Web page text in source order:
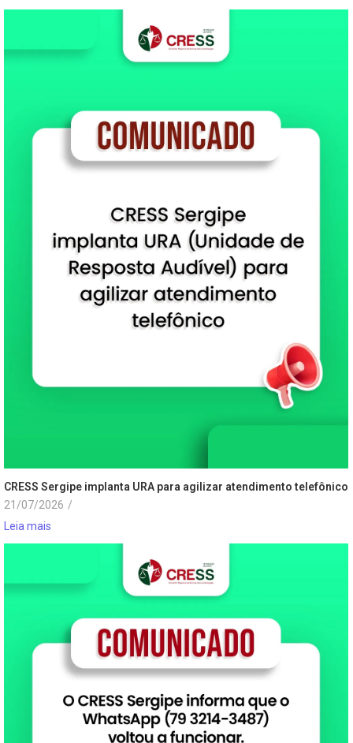
CRESS Sergipe implanta URA para agilizar atendimento telefônico
21/07/2026 /
Leia mais